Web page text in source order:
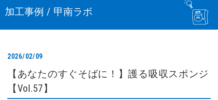
加工事例 / 甲南ラボ
2026/02/09
【あなたのすぐそばに！】護る吸収スポンジ
【Vol.57】